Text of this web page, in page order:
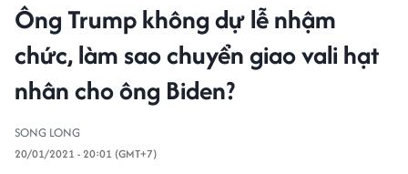
Ông Trump không dự lễ nhậm
chức, làm sao chuyển giao vali hạt
nhân cho ông Biden?
SONG LONG
20/01/2021 - 20:01 (GMT+7)